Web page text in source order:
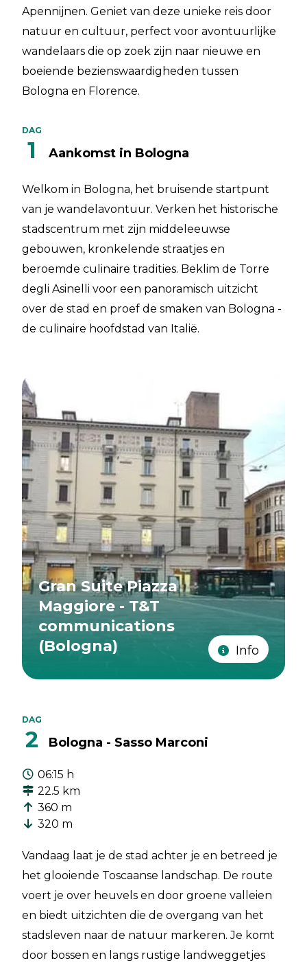
Apennijnen. Geniet van deze unieke reis door
natuur en cultuur, perfect voor avontuurlijke
wandelaars die op zoek zijn naar nieuwe en
boeiende bezienswaardigheden tussen
Bologna en Florence.
DAG
1 Aankomst in Bologna
Welkom in Bologna, het bruisende startpunt
van je wandelavontuur. Verken het historische
stadscentrum met zijn middeleeuwse
gebouwen, kronkelende straatjes en
beroemde culinaire tradities. Beklim de Torre
degli Asinelli voor een panoramisch uitzicht
over de stad en proef de smaken van Bologna -
de culinaire hoofdstad van Italië.
Gran Suite Piazza
Maggiore - T&T
communications
(Bologna)
Info
DAG
2 Bologna - Sasso Marconi
06:15 h
22.5 km
360 m
320 m
Vandaag laat je de stad achter je en betreed je
het glooiende Toscaanse landschap. De route
voert je over heuvels en door groene valleien
en biedt uitzichten die de overgang van het
stadsleven naar de natuur markeren. Je komt
door bossen en langs rustige landweggetjes